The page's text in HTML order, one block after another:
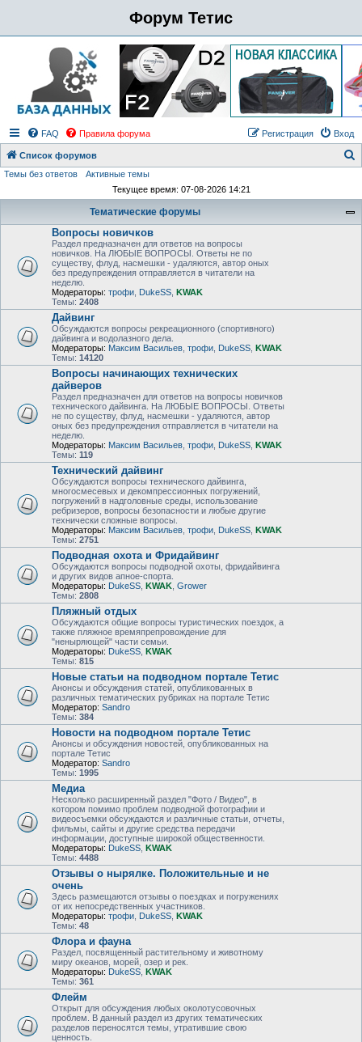
Форум Тетис
FAQ Правила форума Вход
Регистрация
Список форумов
Темы без ответов
Активные темы
Текущее время: 07-08-2026 14:21
Тематические форумы
Вопросы новичков
Раздел предназначен для ответов на вопросы
новичков. На ЛЮБЫЕ ВОПРОСЫ. Ответы не по
существу, флуд, насмешки - удаляются, автор оных
без предупреждения отправляется в читатели на
неделю.
Модераторы: трофи DukeSS KWAK
Темы: 2408
Дайвинг
Обсуждаются вопросы рекреационного (спортивного)
дайвинга и водолазного дела.
Модераторы: Максим Васильев трофи DukeSS KWAK
Темы: 14120
Вопросы начинающих технических
дайверов
Раздел предназначен для ответов на вопросы новичков
технического дайвинга. На ЛЮБЫЕ ВОПРОСЫ. Ответы
не по существу, флуд, насмешки - удаляются, автор
оных без предупреждения отправляется в читатели на
неделю.
Модераторы: Максим Васильев трофи DukeSS KWAK
Темы: 119
Технический дайвинг
Обсуждаются вопросы технического дайвинга,
многосмесевых и декомпрессионных погружений,
погружений в надголовные среды, использование
ребризеров, вопросы безопасности и любые другие
технически сложные вопросы.
Модераторы: Максим Васильев трофи DukeSS KWAK
Темы: 2751
Подводная охота и Фридайвинг
Обсуждаются вопросы подводной охоты, фридайвинга
и других видов апное-спорта.
Модераторы: DukeSS KWAK Grower
Темы: 2808
Пляжный отдых
Обсуждаются общие вопросы туристических поездок, а
также пляжное времяпрепровождение для
"неныряющей" части семьи.
Модераторы: DukeSS KWAK
Темы: 815
Новые статьи на подводном портале Тетис
Анонсы и обсуждения статей, опубликованных в
различных тематических рубриках на портале Тетис
Модератор: Sandro
Темы: 384
Новости на подводном портале Тетис
Анонсы и обсуждения новостей, опубликованных на
портале Тетис
Модератор: Sandro
Темы: 1995
Медиа
Несколько расширенный раздел "Фото / Видео", в
котором помимо проблем подводной фотографии и
видеосъемки обсуждаются и различные статьи, отчеты,
фильмы, сайты и другие средства передачи
информации, доступные широкой общественности.
Модераторы: DukeSS KWAK
Темы: 4488
Отзывы о нырялке. Положительные и не
очень
Здесь размещаются отзывы о поездках и погружениях
от их непосредственных участников.
Модераторы: трофи DukeSS KWAK
Темы: 48
Флора и фауна
Раздел, посвященный растительному и животному
миру океанов, морей, озер и рек.
Модераторы: DukeSS KWAK
Темы: 361
Флейм
Открыт для обсуждения любых околотусовочных
проблем. В данный раздел из других тематических
разделов переносятся темы, утратившие свою
ценность.